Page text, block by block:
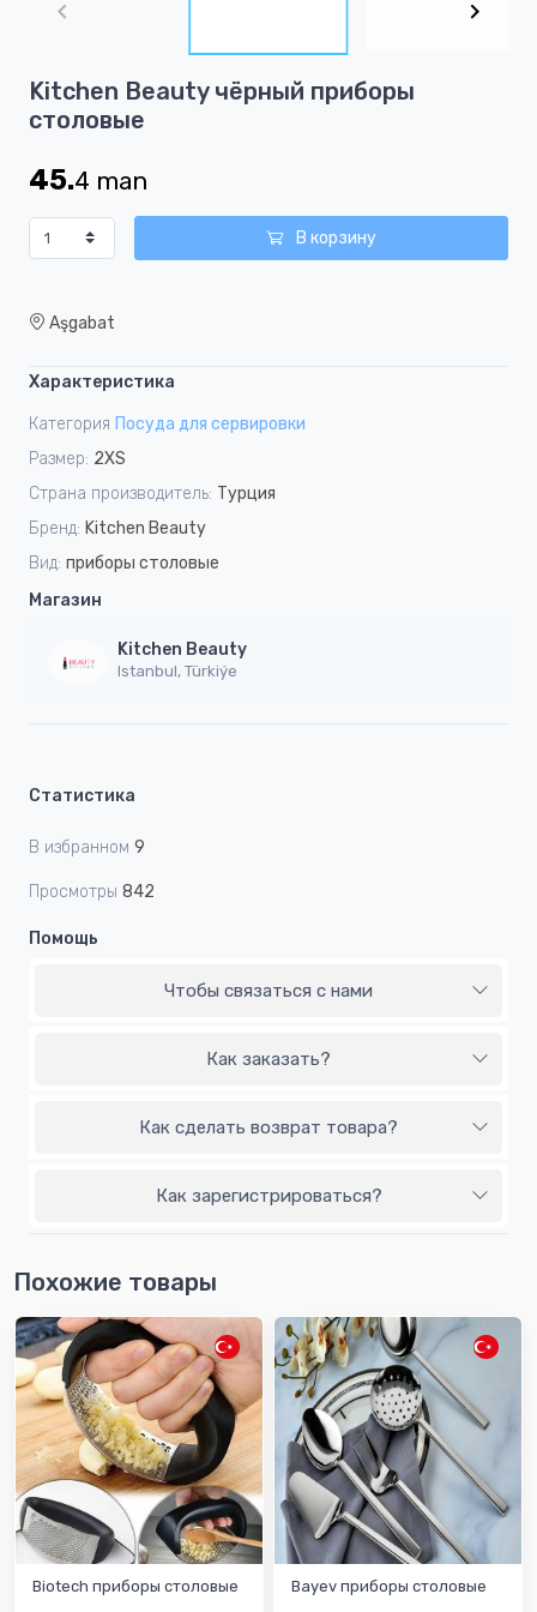
1
of
Kitchen Beauty чёрный приборы
столовые
45.4 man
В корзину
Aşgabat
Характеристика
Категория Посуда для сервировки
Размер: 2XS
Страна производитель: Турция
Бренд: Kitchen Beauty
Вид: приборы столовые
Магазин
Kitchen Beauty
Istanbul, Türkiýe
Статистика
В избранном 9
Просмотры 842
Помощь
Чтобы связаться с нами
Как заказать?
Как сделать возврат товара?
Как зарегистрироваться?
Похожие товары
Biotech приборы столовые Bayev приборы столовые